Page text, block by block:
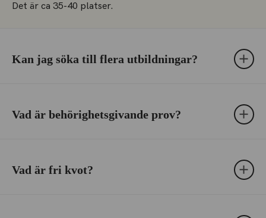
Det är ca 35-40 platser.
Kan jag söka till flera utbildningar?
Vad är behörighetsgivande prov?
Vad är fri kvot?